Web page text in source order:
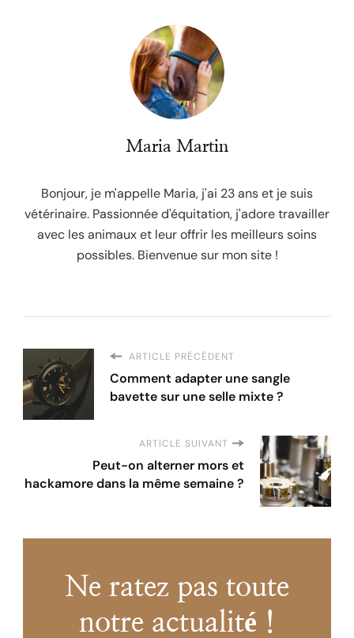
Maria Martin
Bonjour, je m'appelle Maria, j'ai 23 ans et je suis
vétérinaire. Passionnée d'équitation, j'adore travailler
avec les animaux et leur offrir les meilleurs soins
possibles. Bienvenue sur mon site !
ARTICLE PRÉCÉDENT
Comment adapter une sangle
bavette sur une selle mixte ?
ARTICLE SUIVANT
Peut-on alterner mors et
hackamore dans la même semaine ?
Ne ratez pas toute
notre actualité !